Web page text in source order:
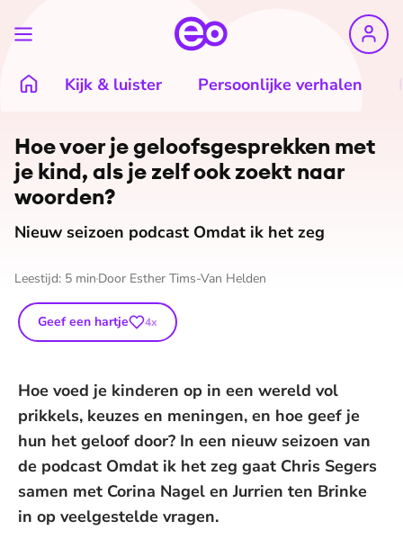
Kijk & luister Persoonlijke verhalen
Hoe voer je ge­loofs­ge­sprek­ken met
je kind, als je zelf ook zoekt naar
woorden?
Nieuw seizoen podcast Omdat ik het zeg
Leestijd: 5 min Door Esther Tims-Van Helden
Geef een hartje 4x
Hoe voed je kinderen op in een wereld vol
prikkels, keuzes en meningen, en hoe geef je
hun het geloof door? In een nieuw seizoen van
de podcast Omdat ik het zeg gaat Chris Segers
samen met Corina Nagel en Jurrien ten Brinke
in op veelgestelde vragen.